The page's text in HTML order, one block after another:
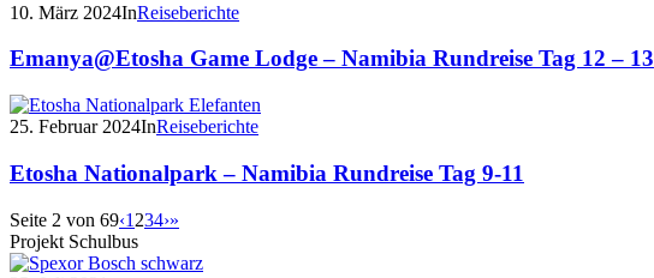
10. März 2024InReiseberichte
Emanya@Etosha Game Lodge – Namibia Rundreise Tag 12 – 13
25. Februar 2024InReiseberichte
Etosha Nationalpark – Namibia Rundreise Tag 9-11
Seite 2 von 69‹1 234›»
Projekt Schulbus